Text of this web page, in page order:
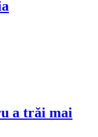
a trăi mai